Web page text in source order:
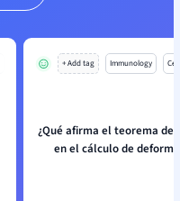
+ Add tag Immunology
¿Qué afirma el teorema de
en el cálculo de